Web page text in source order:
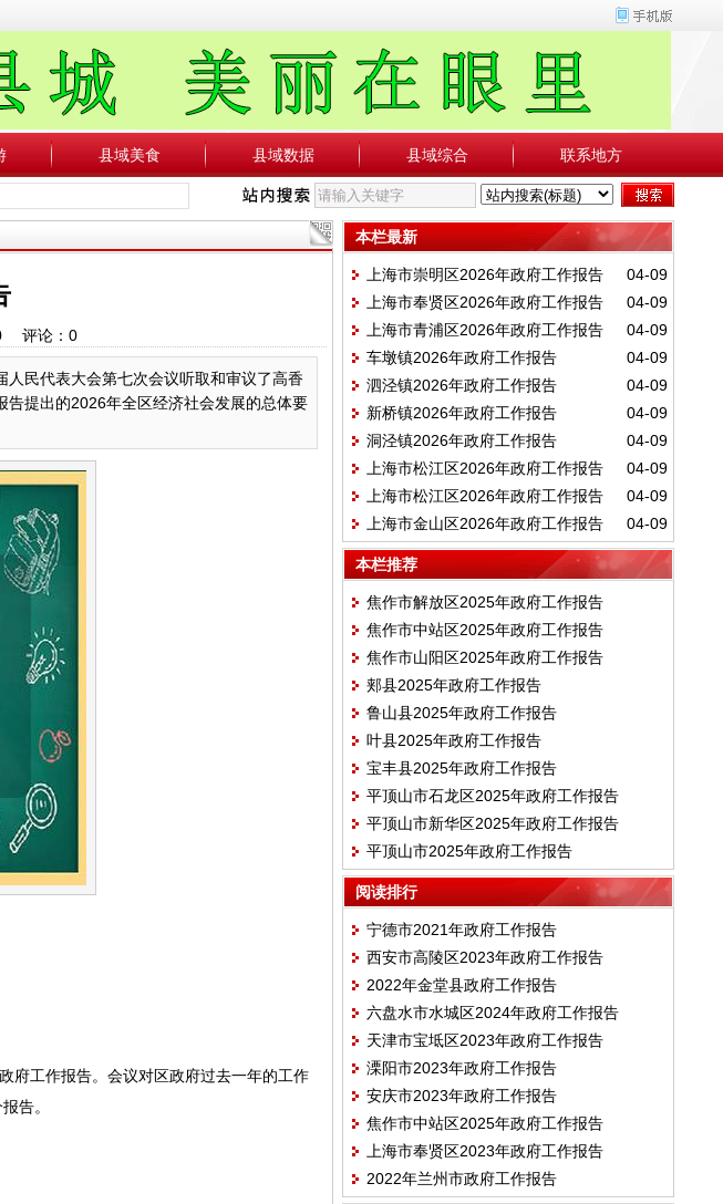
县域美食 县域数据 县域综合 联系地方
评论： 0
人民代表大会第七次会议听取和审议了高香
提出的2026年全区经济社会发展的总体要
府工作报告。会议对区政府过去一年的工作
告。
本栏最新
04-09
上海市崇明区2026年政府工作报告
04-09
上海市奉贤区2026年政府工作报告
04-09
上海市青浦区2026年政府工作报告
04-09
车墩镇2026年政府工作报告
04-09
泗泾镇2026年政府工作报告
04-09
新桥镇2026年政府工作报告
04-09
洞泾镇2026年政府工作报告
04-09
上海市松江区2026年政府工作报告
04-09
上海市松江区2026年政府工作报告
04-09
上海市金山区2026年政府工作报告
本栏推荐
焦作市解放区2025年政府工作报告
焦作市中站区2025年政府工作报告
焦作市山阳区2025年政府工作报告
郏县2025年政府工作报告
鲁山县2025年政府工作报告
叶县2025年政府工作报告
宝丰县2025年政府工作报告
平顶山市石龙区2025年政府工作报告
平顶山市新华区2025年政府工作报告
平顶山市2025年政府工作报告
阅读排行
宁德市2021年政府工作报告
西安市高陵区2023年政府工作报告
2022年金堂县政府工作报告
六盘水市水城区2024年政府工作报告
天津市宝坻区2023年政府工作报告
溧阳市2023年政府工作报告
安庆市2023年政府工作报告
焦作市中站区2025年政府工作报告
上海市奉贤区2023年政府工作报告
2022年兰州市政府工作报告